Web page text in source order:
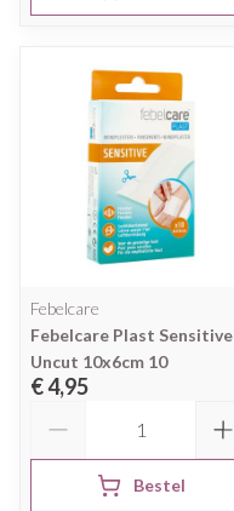
Febelcare
Febelcare Plast Sensitive
Uncut 10x6cm 10
€ 4,95
Bestel